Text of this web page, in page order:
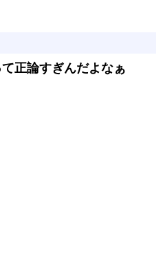
正論すぎんだよなぁ